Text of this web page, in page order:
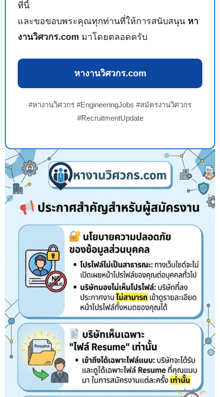
ที่นี้
และขอขอบพระคุณทุกท่านที่ให้การสนับสนุน หา
งานวิศวกร.com มาโดยตลอดครับ
หางานวิศวกร.com
#หางานวิศวกร #EngineeringJobs #สมัครงานวิศวกร
#RecruitmentUpdate